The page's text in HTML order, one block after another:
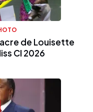
de Louisette
CI 2026